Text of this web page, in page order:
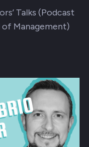
Talks (Podcast
Management)